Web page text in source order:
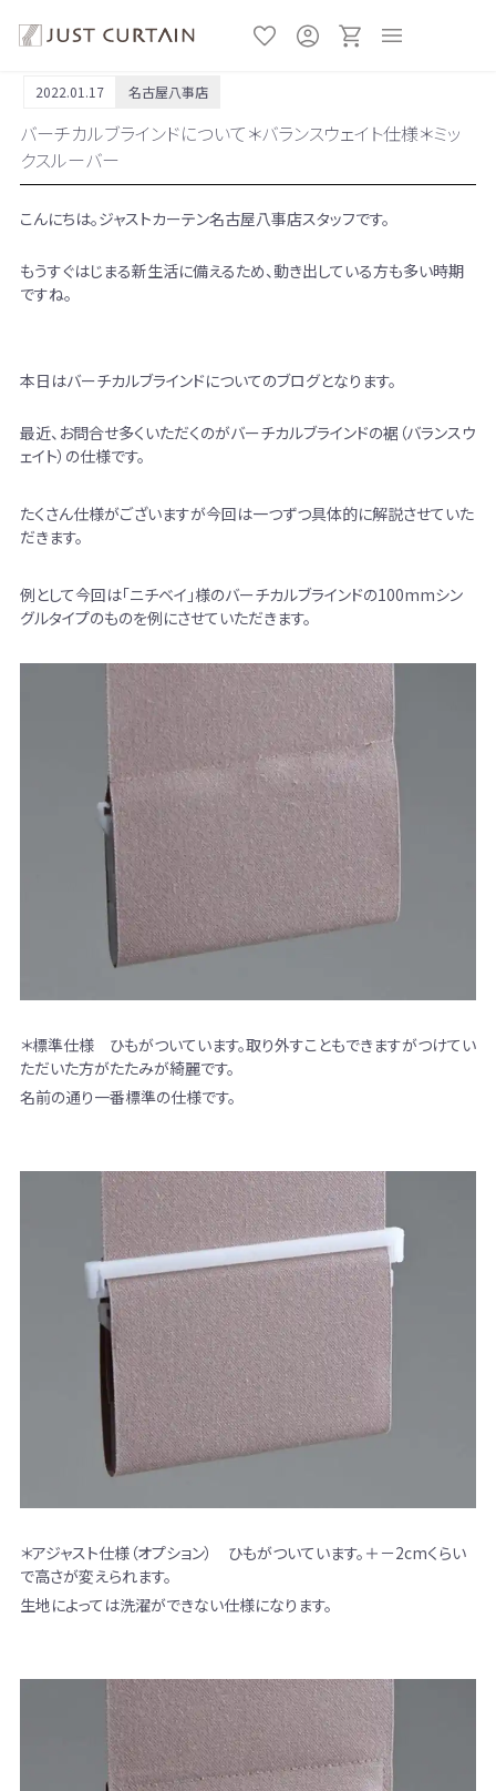
2022.01.17 名古屋八事店
バーチカルブラインドについて＊バランスウェイト仕様＊ミッ
クスルーバー
こんにちは。ジャストカーテン名古屋八事店スタッフです。
もうすぐはじまる新生活に備えるため、動き出している方も多い時期
ですね。
本日はバーチカルブラインドについてのブログとなります。
最近、お問合せ多くいただくのがバーチカルブラインドの裾（バランスウ
ェイト）の仕様です。
たくさん仕様がございますが今回は一つずつ具体的に解説させていた
だきます。
例として今回は「ニチベイ」様のバーチカルブラインドの100mmシン
グルタイプのものを例にさせていただきます。
＊標準仕様 ひもがついています。取り外すこともできますがつけてい
ただいた方がたたみが綺麗です。
名前の通り一番標準の仕様です。
＊アジャスト仕様（オプション） ひもがついています。＋－2cmくらい
で高さが変えられます。
生地によっては洗濯ができない仕様になります。